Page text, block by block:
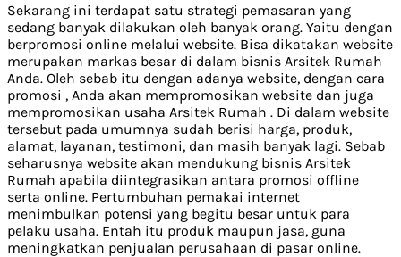
Sekarang ini terdapat satu strategi pemasaran yang
sedang banyak dilakukan oleh banyak orang. Yaitu dengan
berpromosi online melalui website. Bisa dikatakan website
merupakan markas besar di dalam bisnis Arsitek Rumah
Anda. Oleh sebab itu dengan adanya website, dengan cara
promosi , Anda akan mempromosikan website dan juga
mempromosikan usaha Arsitek Rumah . Di dalam website
tersebut pada umumnya sudah berisi harga, produk,
alamat, layanan, testimoni, dan masih banyak lagi. Sebab
seharusnya website akan mendukung bisnis Arsitek
Rumah apabila diintegrasikan antara promosi offline
serta online. Pertumbuhan pemakai internet
menimbulkan potensi yang begitu besar untuk para
pelaku usaha. Entah itu produk maupun jasa, guna
meningkatkan penjualan perusahaan di pasar online.